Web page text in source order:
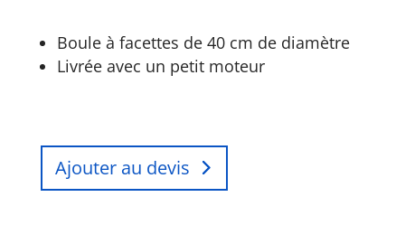
Boule à facettes de 40 cm de diamètre
Livrée avec un petit moteur
Ajouter au devis